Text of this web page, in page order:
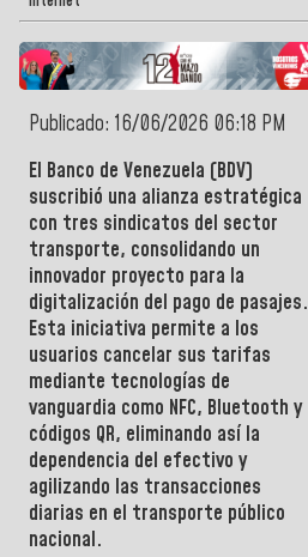
Publicado: 16/06/2026 06:18 PM
El Banco de Venezuela (BDV)
suscribió una alianza estratégica
con tres sindicatos del sector
transporte, consolidando un
innovador proyecto para la
digitalización del pago de pasajes.
Esta iniciativa permite a los
usuarios cancelar sus tarifas
mediante tecnologías de
vanguardia como NFC, Bluetooth y
códigos QR, eliminando así la
dependencia del efectivo y
agilizando las transacciones
diarias en el transporte público
nacional.